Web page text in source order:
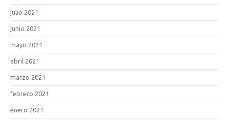
julio 2021
junio 2021
mayo 2021
abril 2021
marzo 2021
febrero 2021
enero 2021